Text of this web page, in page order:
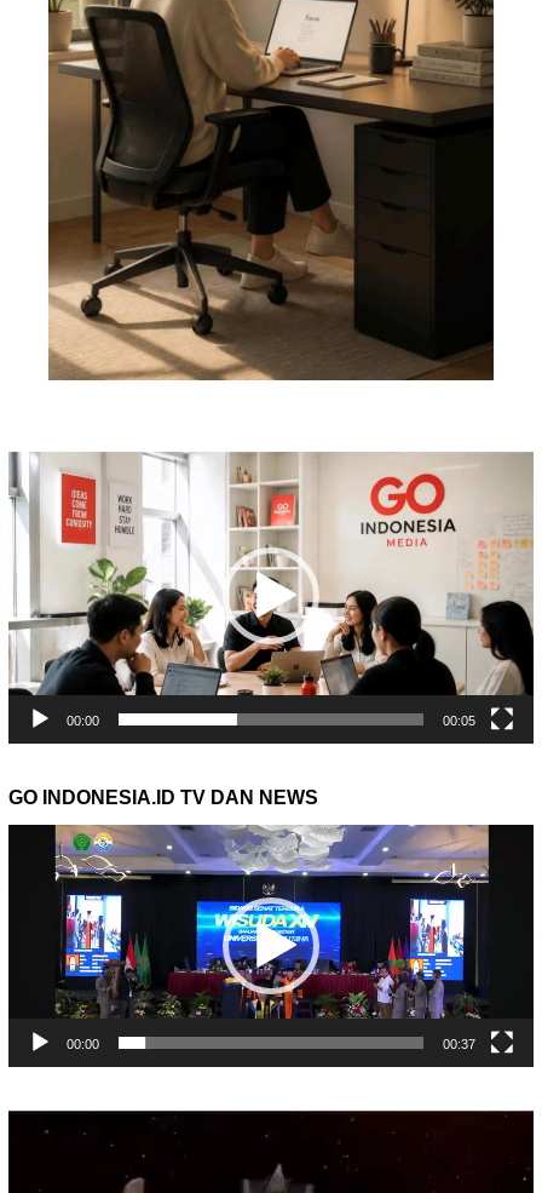
Pemutar
Video
00:00 00:05
GO INDONESIA.ID TV DAN NEWS
Pemutar
00:00 00:37